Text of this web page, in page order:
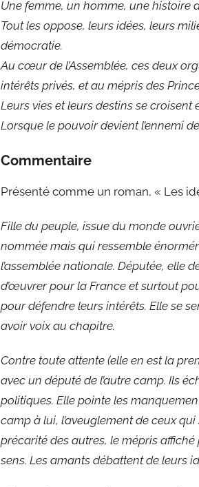
Une femme, un homme, une histoire
Tout les oppose, leurs idées, leurs
démocratie.
Au cœur de l’Assemblée, ces deux
intérêts privés, et au mépris des
Leurs vies et leurs destins se
Lorsque le pouvoir devient l’ennemi
Commentaire
Présenté comme un roman, « Les
Fille du peuple, issue du monde
nommée mais qui ressemble
l’assemblée nationale. Députée, elle
d’œuvrer pour la France et surtout
pour défendre leurs intérêts. Elle se
avoir voix au chapitre.
Contre toute attente (elle en est la
avec un député de l’autre camp. Ils
politiques. Elle pointe les
camp à lui, l’aveuglement de ceux
précarité des autres, le mépris
sens. Les amants débattent de leurs